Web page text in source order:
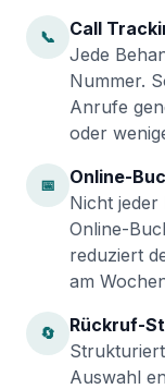
📞
Call
Jede
Nummer.
Anrufe
oder
📅
Online-
Nicht jeder
Online-
reduziert
am
🔄
Rückruf-
Auswahl